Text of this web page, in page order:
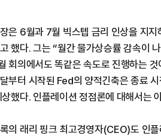
은 6월과 7월 빅스텝 금리 인상을 지
했다. 그는 “월간 물가상승률 감속이
회의에서도 똑같은 속도로 진행하는
부터 시작된 Fed의 양적긴축은 종료
했다. 인플레이션 정점론에 대해서는
의 래리 핑크 최고경영자(CEO)도 인